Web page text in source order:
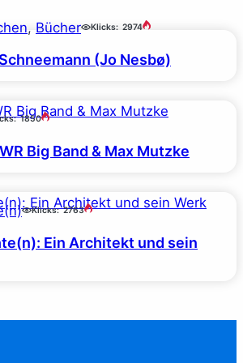
, Bücher Klicks: 2974
(Jo Nesbø)
1850
Big Band & Max Mutzke
Klicks: 2763
Ein Architekt und sein